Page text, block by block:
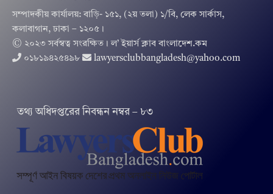
সম্পাদকীয় কার্যালয়: বাড়ি- ১৫১, (২য় তলা) ১/বি, লেক সার্কাস,
কলাবাগান, ঢাকা – ১২০৫।
© ২০২৩ সর্বস্বত্ব সংরক্ষিত । ল’ ইয়ার্স ক্লাব বাংলাদেশ.কম
০১৮১৯৪২৫৪৯৮
lawyersclubbangladesh@yahoo.com
তথ‌্য অ‌ধিদপ্ত‌রের নিবন্ধন নম্বর – ৮৩